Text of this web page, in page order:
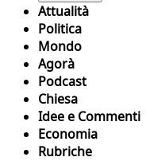
Attualità
Politica
Mondo
Agorà
Podcast
Chiesa
Idee e Commenti
Economia
Rubriche